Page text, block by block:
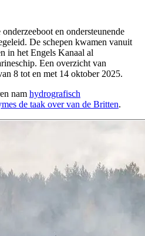
en ondersteunende
De schepen kwamen vanuit
in het Engels Kanaal al
Een overzicht van
8 tot en met 14 oktober 2025.
nam hydrografisch
de taak over van de Britten.